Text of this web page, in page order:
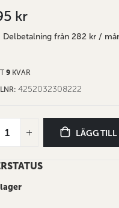
kr
Delbetalning från 282 kr/
9KVAR
4252032308222
LÄGG